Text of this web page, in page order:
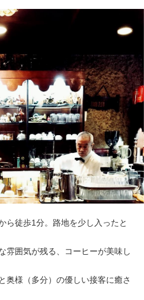
ら徒歩1分。路地を少し入ったと
雰囲気が残る、コーヒーが美味し
奥様（多分）の優しい接客に癒さ